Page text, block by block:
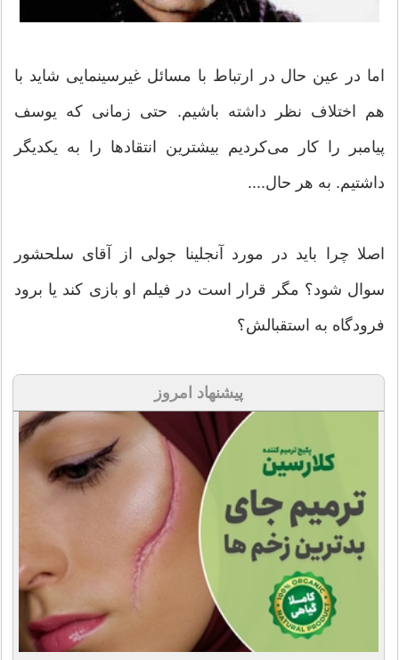
اما در عین حال در ارتباط با مسائل غیرسینمایی شاید با
هم اختلاف نظر داشته باشیم. حتی زمانی که یوسف
پیامبر را کار می‌کردیم بیشترین انتقادها را به یکدیگر
داشتیم. به هر حال....
اصلا چرا باید در مورد آنجلینا جولی از آقای سلحشور
سوال شود؟ مگر قرار است در فیلم او بازی کند یا برود
فرودگاه به استقبالش؟
پیشنهاد امروز